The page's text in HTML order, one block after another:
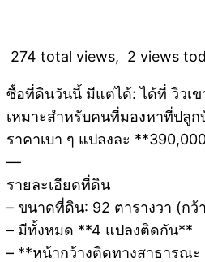
274 total views, 2 views
ซื้อที่ดินวันนี้ มีแต่ได้: ได้ที่ วิวเข
เหมาะสำหรับคนที่มองหาที่ปลูก
ราคาเบา ๆ แปลงละ
—
รายละเอียดที่ดิน
– ขนาดที่ดิน: 92 ตารางวา (กว้
– มีทั้งหมด **4 แปลงติดกัน**
– **หน้ากว้างติดทางสาธารณ